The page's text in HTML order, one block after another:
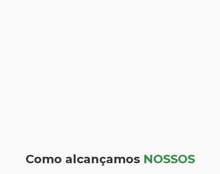
Como alcançamos NOSSOS